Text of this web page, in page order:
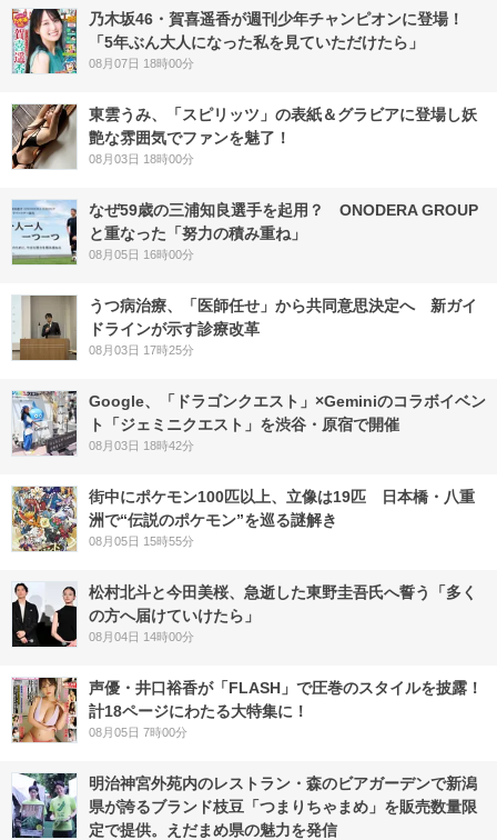
乃木坂46・賀喜遥香が週刊少年チャンピオンに登場！
「5年ぶん大人になった私を見ていただけたら」
08月07日 18時00分
東雲うみ、「スピリッツ」の表紙＆グラビアに登場し妖
艶な雰囲気でファンを魅了！
08月03日 18時00分
なぜ59歳の三浦知良選手を起用？ ONODERA GROUP
と重なった「努力の積み重ね」
08月05日 16時00分
うつ病治療、「医師任せ」から共同意思決定へ 新ガイ
ドラインが示す診療改革
08月03日 17時25分
Google、「ドラゴンクエスト」×Geminiのコラボイベン
ト「ジェミニクエスト」を渋谷・原宿で開催
08月03日 18時42分
街中にポケモン100匹以上、立像は19匹 日本橋・八重
洲で“伝説のポケモン”を巡る謎解き
08月05日 15時55分
松村北斗と今田美桜、急逝した東野圭吾氏へ誓う「多く
の方へ届けていけたら」
08月04日 14時00分
声優・井口裕香が「FLASH」で圧巻のスタイルを披露！
計18ページにわたる大特集に！
08月05日 7時00分
明治神宮外苑内のレストラン・森のビアガーデンで新潟
県が誇るブランド枝豆「つまりちゃまめ」を販売数量限
定で提供。えだまめ県の魅力を発信